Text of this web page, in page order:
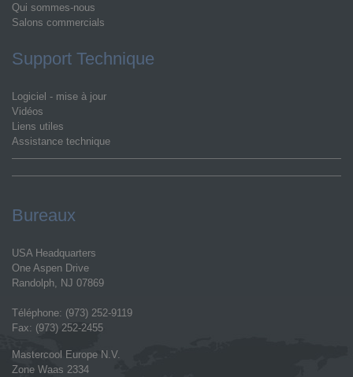
Qui sommes-nous
Salons commercials
Support Technique
Logiciel - mise à jour
Vidéos
Liens utiles
Assistance technique
Bureaux
USA Headquarters
One Aspen Drive
Randolph, NJ 07869
Téléphone: (973) 252-9119
Fax: (973) 252-2455
Mastercool Europe N.V.
Zone Waas 2334